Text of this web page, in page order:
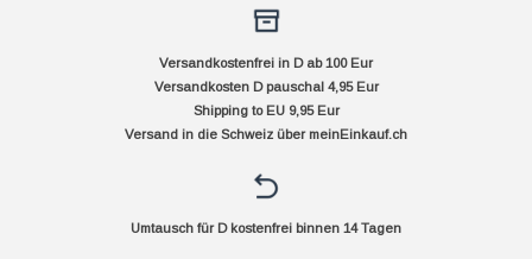
Versandkostenfrei in D ab 100 Eur
Versandkosten D pauschal 4,95 Eur
Shipping to EU 9,95 Eur
Versand in die Schweiz über meinEinkauf.ch
Umtausch für D kostenfrei binnen 14 Tagen